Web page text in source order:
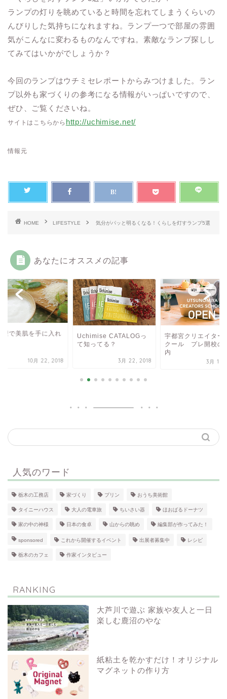
ランプの灯りを眺めていると時間を忘れてしまうくらいの
んびりした気持ちになれますね。ランプ一つで部屋の雰囲
気がこんなに変わるものなんですね。素敵なランプ探しし
てみてはいかがでしょうか？
今回のランプはウチミセレポートからみつけました。ラン
プ以外も家づくりの参考になる情報がいっぱいですので、
ぜひ、ご覧くださいね。
サイトはこちらから http://uchimise.net/
情報元
HOME LIFESTYLE 気分がパッと明るくなる！くらしを灯すランプ5選
あなたにオススメの記事
理で美肌を手に入れ
10月 22, 2018
Uchimise CATALOGっ
て知ってる？
3月 22, 2018
宇都宮クリエイター
クール プレ開校の
内
3月 10,
人気のワード
栃木の工務店 家づくり プリン おうち美術館
タイニーハウス 大人の電車旅 ちいさい器 ほおばるドーナツ
家の中の神様 日本の食卓 山からの眺め 編集部が作ってみた！
sponsored これから開催するイベント 出展者募集中 レシピ
栃木のカフェ 作家インタビュー
RANKING
大芦川で遊ぶ 家族や友人と一日
楽しむ鹿沼のやな
紙粘土を乾かすだけ！オリジナル
マグネットの作り方